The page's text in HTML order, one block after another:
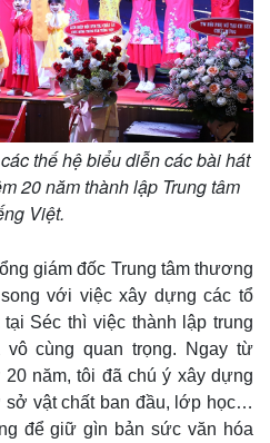
thế hệ biểu diễn các bài hát
20 năm thành lập Trung tâm
Việt.
giám đốc Trung tâm thương
với việc xây dựng các tổ
Séc thì việc thành lập trung
cùng quan trọng. Ngay từ
năm, tôi đã chú ý xây dựng
vật chất ban đầu, lớp học…
để giữ gìn bản sức văn hóa